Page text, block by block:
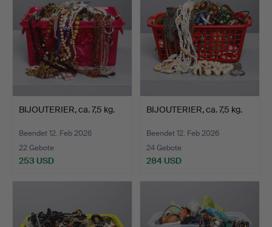
BIJOUTERIER, ca. 7,5 kg.
Beendet 12. Feb 2026
22 Gebote
253 USD
BIJOUTERIER, ca. 7,5 kg.
Beendet 12. Feb 2026
24 Gebote
284 USD